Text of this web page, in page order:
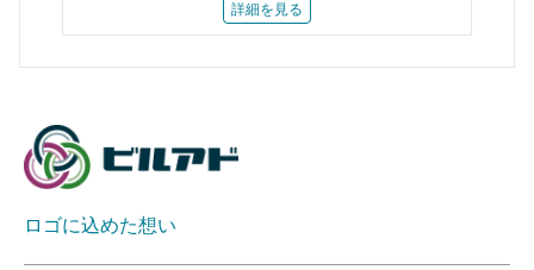
詳細を見る
ロゴに込めた想い